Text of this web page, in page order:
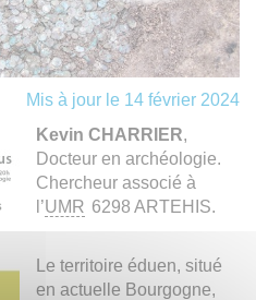
Mis à jour le 14 février 2024
Kevin CHARRIER,
Docteur en archéologie.
Chercheur associé à
l’UMR 6298 ARTEHIS.
Le territoire éduen, situé
en actuelle Bourgogne,